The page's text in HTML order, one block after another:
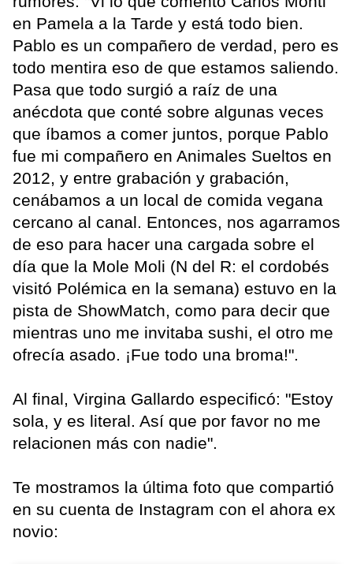
en Pamela a la Tarde y está todo bien.
Pablo es un compañero de verdad, pero es
todo mentira eso de que estamos saliendo.
Pasa que todo surgió a raíz de una
anécdota que conté sobre algunas veces
que íbamos a comer juntos, porque Pablo
fue mi compañero en Animales Sueltos en
2012, y entre grabación y grabación,
cenábamos a un local de comida vegana
cercano al canal. Entonces, nos agarramos
de eso para hacer una cargada sobre el
día que la Mole Moli (N del R: el cordobés
visitó Polémica en la semana) estuvo en la
pista de ShowMatch, como para decir que
mientras uno me invitaba sushi, el otro me
ofrecía asado. ¡Fue todo una broma!".
Al final, Virgina Gallardo especificó: "Estoy
sola, y es literal. Así que por favor no me
relacionen más con nadie".
Te mostramos la última foto que compartió
en su cuenta de Instagram con el ahora ex
novio: